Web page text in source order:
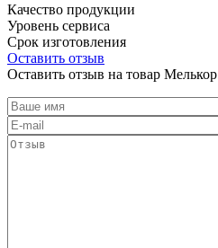
Качество продукции
Уровень сервиса
Срок изготовления
Оставить отзыв
Оставить отзыв на товар Мелькор